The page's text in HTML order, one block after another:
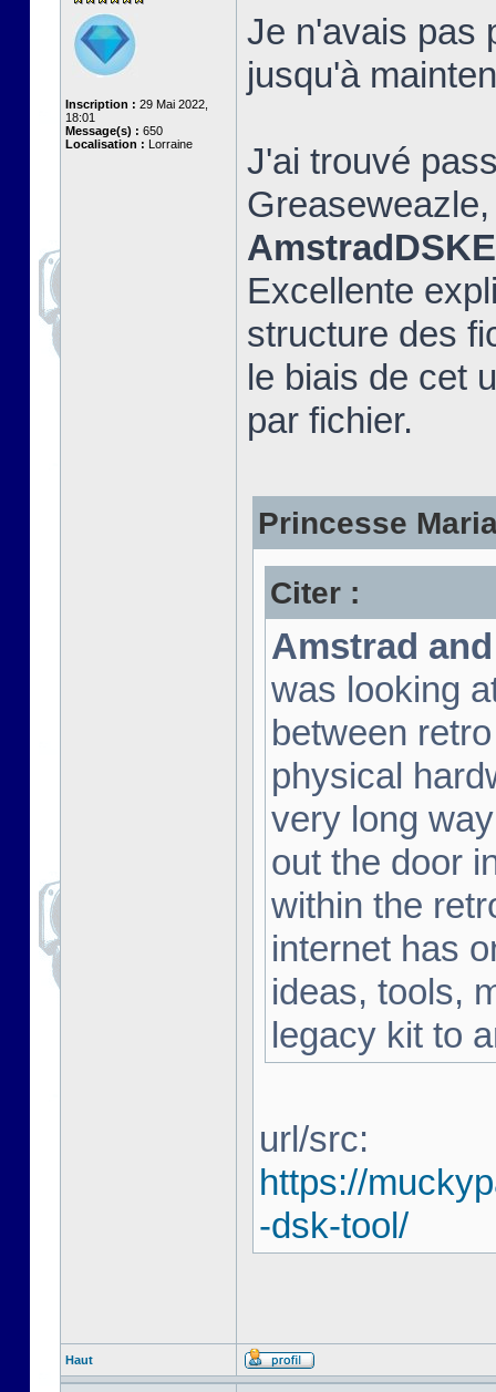
Inscription : 29 Mai 2022,
18:01
Message(s) : 650
Localisation : Lorraine
Je n'avais pas
jusqu'à
J'ai trouvé
Excellente
structure des
le biais de cet
par fichier.
Princesse
Citer :
Amstrad
was looking
between
physical
very long
out the door
within the
internet has
ideas, tools,
legacy kit to
url/src:
https://
-dsk-tool/
Haut